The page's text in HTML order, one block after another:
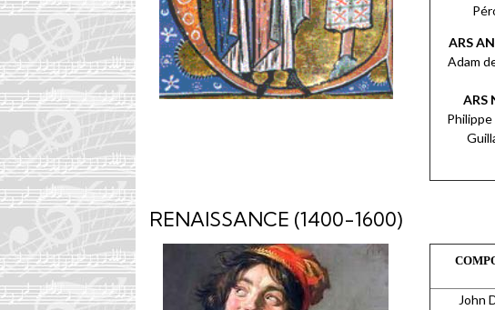
ARS
Adam
ARS
RENAISSANCE (1400-1600)
John